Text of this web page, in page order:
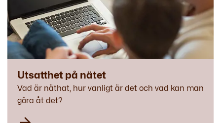
Utsatthet på nätet
Vad är näthat, hur vanligt är det och vad kan man
göra åt det?